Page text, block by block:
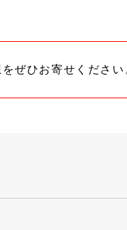
ぜひお寄せください